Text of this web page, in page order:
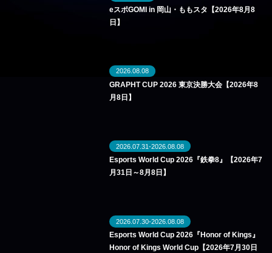
eスポGOMI in 岡山・ももスタ【2026年8月8
日】
2026.08.08
GRAPHT CUP 2026 東京決勝大会【2026年8
月8日】
2026.07.31-2026.08.08
Esports World Cup 2026『鉄拳8』【2026年7
月31日～8月8日】
2026.07.30-2026.08.08
Esports World Cup 2026『Honor of Kings』
Honor of Kings World Cup【2026年7月30日